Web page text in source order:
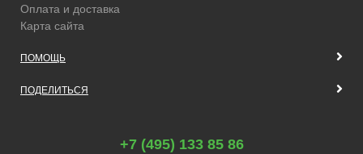
Оплата и доставка
Карта сайта
ПОМОЩЬ
ПОДЕЛИТЬСЯ
+7 (495) 133 85 86